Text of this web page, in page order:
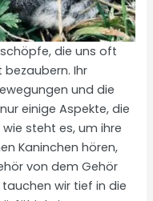
die uns oft
bezaubern. Ihr
und die
einige Aspekte, die
steht es, um ihre
Kaninchen hören,
von dem Gehör
wir tief in die